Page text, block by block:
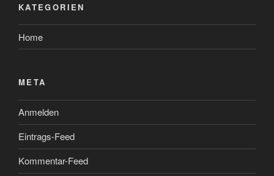
KATEGORIEN
Home
META
Anmelden
Eintrags-Feed
Kommentar-Feed